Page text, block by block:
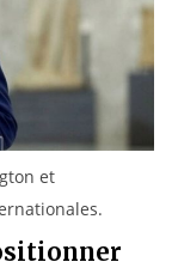
et